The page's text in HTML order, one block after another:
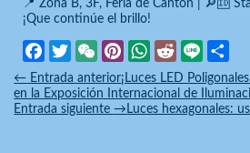
📍 Zona B, 3F, Feria de Cantón | 🔎🆔
¡Que continúe el brillo!
Facebook
TwitterWeChatPinterestWhatsApp
RedditLine
← Entrada anterior¡Luces LED
en la Exposición Internacional de
Entrada siguiente→ Luces hexagonales: